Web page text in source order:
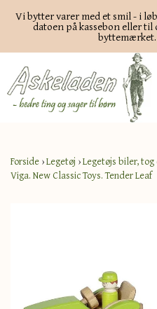
Vi bytter varer med et smil - i
datoen på kassebon eller til
byttemærket.
Forside ›Legetøj ›Legetøjs biler,
Viga. New Classic Toys. Tender Leaf